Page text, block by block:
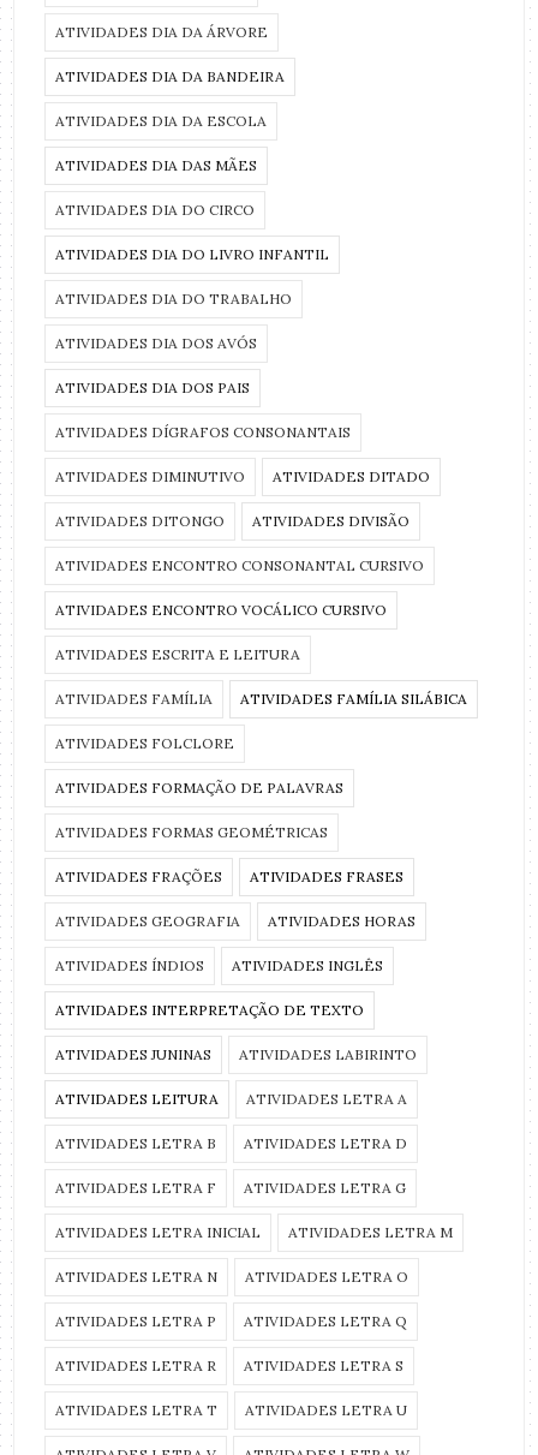
ATIVIDADES DIA DA ÁRVORE
ATIVIDADES DIA DA BANDEIRA
ATIVIDADES DIA DA ESCOLA
ATIVIDADES DIA DAS MÃES
ATIVIDADES DIA DO CIRCO
ATIVIDADES DIA DO LIVRO INFANTIL
ATIVIDADES DIA DO TRABALHO
ATIVIDADES DIA DOS AVÓS
ATIVIDADES DIA DOS PAIS
ATIVIDADES DÍGRAFOS CONSONANTAIS
ATIVIDADES DIMINUTIVO ATIVIDADES DITADO
ATIVIDADES DITONGO ATIVIDADES DIVISÃO
ATIVIDADES ENCONTRO CONSONANTAL CURSIVO
ATIVIDADES ENCONTRO VOCÁLICO CURSIVO
ATIVIDADES ESCRITA E LEITURA
ATIVIDADES FAMÍLIA ATIVIDADES FAMÍLIA SILÁBICA
ATIVIDADES FOLCLORE
ATIVIDADES FORMAÇÃO DE PALAVRAS
ATIVIDADES FORMAS GEOMÉTRICAS
ATIVIDADES FRAÇÕES ATIVIDADES FRASES
ATIVIDADES GEOGRAFIA ATIVIDADES HORAS
ATIVIDADES ÍNDIOS ATIVIDADES INGLÊS
ATIVIDADES INTERPRETAÇÃO DE TEXTO
ATIVIDADES JUNINAS ATIVIDADES LABIRINTO
ATIVIDADES LEITURA ATIVIDADES LETRA A
ATIVIDADES LETRA B ATIVIDADES LETRA D
ATIVIDADES LETRA F ATIVIDADES LETRA G
ATIVIDADES LETRA INICIAL ATIVIDADES LETRA M
ATIVIDADES LETRA N ATIVIDADES LETRA O
ATIVIDADES LETRA P ATIVIDADES LETRA Q
ATIVIDADES LETRA R ATIVIDADES LETRA S
ATIVIDADES LETRA T ATIVIDADES LETRA U